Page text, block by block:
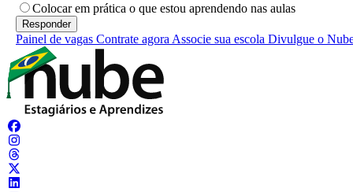
Colocar em prática o que estou aprendendo nas aulas
Painel de vagas Contrate agora Associe sua escola Divulgue o